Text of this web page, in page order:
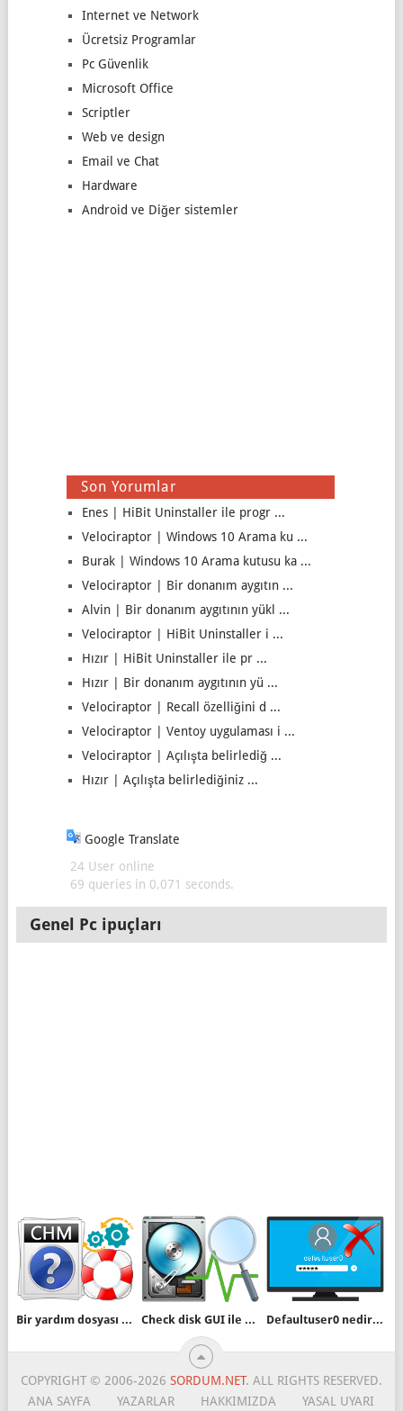
Internet ve Network
Ücretsiz Programlar
Pc Güvenlik
Microsoft Office
Scriptler
Web ve design
Email ve Chat
Hardware
Android ve Diğer sistemler
Son Yorumlar
Enes | HiBit Uninstaller ile progr ...
Velociraptor | Windows 10 Arama ku ...
Burak | Windows 10 Arama kutusu ka ...
Velociraptor | Bir donanım aygıtın ...
Alvin | Bir donanım aygıtının yükl ...
Velociraptor | HiBit Uninstaller i ...
Hızır | HiBit Uninstaller ile pr ...
Hızır | Bir donanım aygıtının yü ...
Velociraptor | Recall özelliğini d ...
Velociraptor | Ventoy uygulaması i ...
Velociraptor | Açılışta belirlediğ ...
Hızır | Açılışta belirlediğiniz ...
Google Translate
24 User online
69 queries in 0,071 seconds.
Genel Pc ipuçları
Bir yardım dosyası (Chm) nasıl oluşturulur Check disk GUI ile diskte BAD sector ve hata kontrolü Defaultuser0 nedir nasıl silinir
COPYRIGHT © 2006-2026 SORDUM.NET. ALL RIGHTS RESERVED.
ANA SAYFA
YAZARLAR HAKKIMIZDA YASAL UYARI